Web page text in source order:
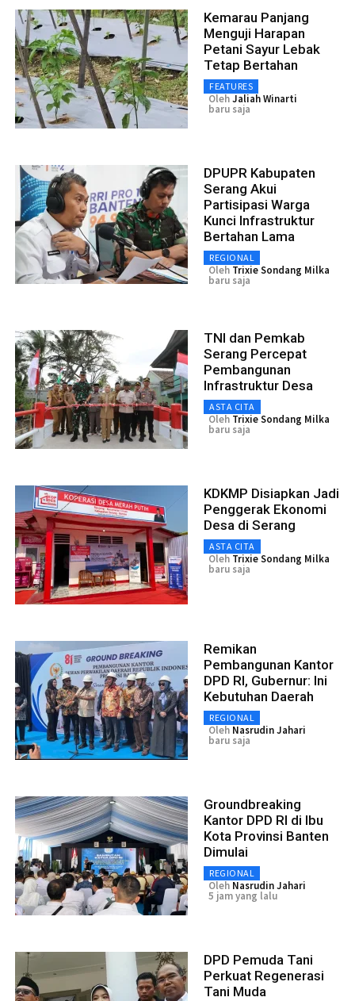
Kemarau Panjang
Menguji Harapan
Petani Sayur Lebak
Tetap Bertahan
FEATURES
OlehJaliah Winarti
baru saja
DPUPR Kabupaten
Serang Akui
Partisipasi Warga
Kunci Infrastruktur
Bertahan Lama
REGIONAL
Oleh Trixie Sondang Milka
baru saja
TNI dan Pemkab
Serang Percepat
Pembangunan
Infrastruktur Desa
ASTA CITA
Oleh Trixie Sondang Milka
baru saja
KDKMP Disiapkan Jadi
Penggerak Ekonomi
Desa di Serang
ASTA CITA
Oleh Trixie Sondang Milka
baru saja
Remikan
Pembangunan Kantor
DPD RI, Gubernur: Ini
Kebutuhan Daerah
REGIONAL
Oleh Nasrudin Jahari
baru saja
Groundbreaking
Kantor DPD RI di Ibu
Kota Provinsi Banten
Dimulai
REGIONAL
Oleh Nasrudin Jahari
5 jam yang lalu
DPD Pemuda Tani
Perkuat Regenerasi
Tani Muda